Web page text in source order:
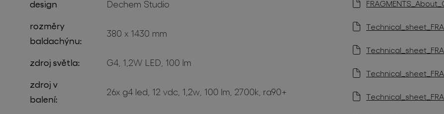
design Dechem Studio
rozměry
baldachýnu:
380 x 1430 mm
zdroj světla: G4, 1,2W LED, 100 lm
zdroj v
balení:
26x g4 led, 12 vdc, 1,2w, 100 lm, 2700k, ra90+